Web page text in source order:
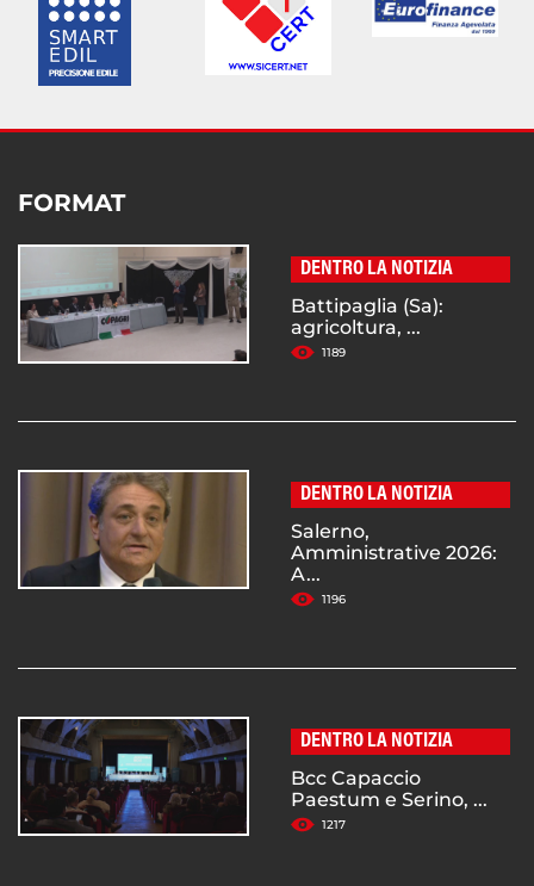
FORMAT
DENTRO LA NOTIZIA
Battipaglia (Sa):
agricoltura, ...
1189
DENTRO LA NOTIZIA
Salerno,
Amministrative 2026:
A...
1196
DENTRO LA NOTIZIA
Bcc Capaccio
Paestum e Serino, ...
1217